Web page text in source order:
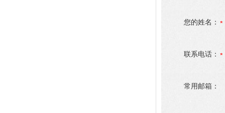
您的姓名：
联系电话：
常用邮箱：